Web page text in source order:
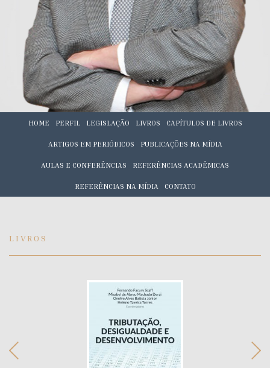
HOME PERFIL LEGISLAÇÃO LIVROS CAPÍTULOS DE LIVROS
ARTIGOS EM PERIÓDICOS PUBLICAÇÕES NA MÍDIA
AULAS E CONFERÊNCIAS REFERÊNCIAS ACADÊMICAS
REFERÊNCIAS NA MÍDIA CONTATO
LIVROS